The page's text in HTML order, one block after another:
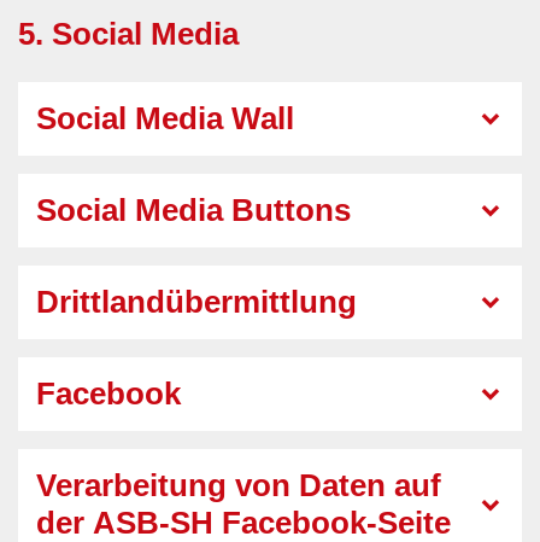
5. Social Media
Social Media Wall
Social Media Buttons
Drittlandübermittlung
Facebook
Verarbeitung von Daten auf
der ASB-SH Facebook-Seite